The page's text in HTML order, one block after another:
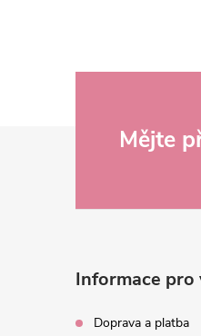
Mějte
Informace pro
Doprava a platba